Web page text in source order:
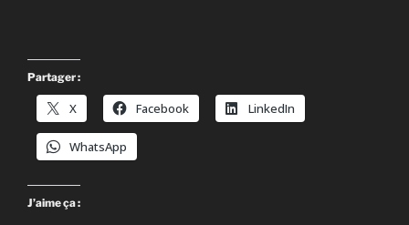
Partager :
X Facebook LinkedIn
WhatsApp
J’aime ça :